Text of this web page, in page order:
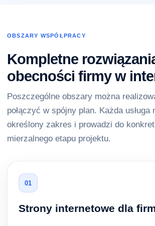
OBSZARY WSPÓŁPRACY
Kompletne
obecności firmy w
Poszczególne obszary można
połączyć w spójny plan. Każda usługa
określony zakres i prowadzi do
mierzalnego etapu projektu.
01
Strony internetowe dla